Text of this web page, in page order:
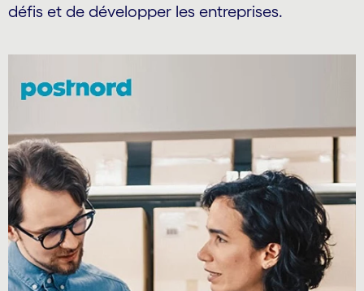
défis et de développer les entreprises.